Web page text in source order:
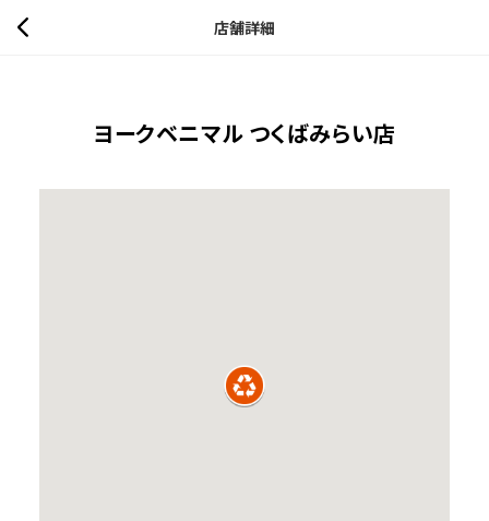
店舗詳細
ヨークベニマル つくばみらい店